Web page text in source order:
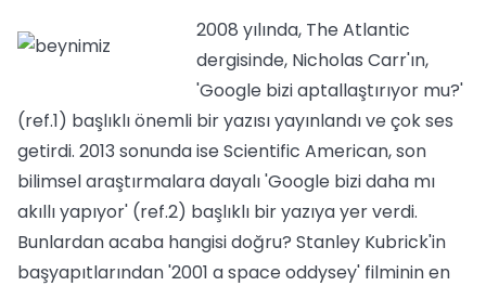
2008 yılında, The Atlantic
dergisinde, Nicholas Carr'ın,
'Google bizi aptallaştırıyor mu?'
(ref.1) başlıklı önemli bir yazısı yayınlandı ve çok ses
getirdi. 2013 sonunda ise Scientific American, son
bilimsel araştırmalara dayalı 'Google bizi daha mı
akıllı yapıyor' (ref.2) başlıklı bir yazıya yer verdi.
Bunlardan acaba hangisi doğru? Stanley Kubrick'in
başyapıtlarından '2001 a space oddysey' filminin en